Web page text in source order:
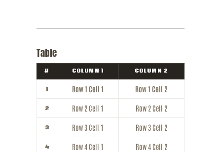
Table
# COLUMN 1 COLUMN 2
1 Row 1 Cell 1 Row 1 Cell 2
2 Row 2 Cell 1 Row 2 Cell 2
3 Row 3 Cell 1 Row 3 Cell 2
4 Row 4 Cell 1 Row 4 Cell 2